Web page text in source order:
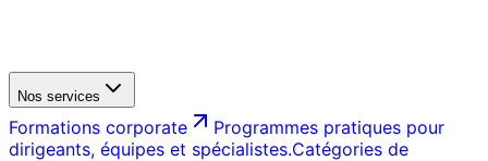
Nos services
Formations corporate
Programmes pratiques pour
dirigeants, équipes et spécialistes.Catégories de